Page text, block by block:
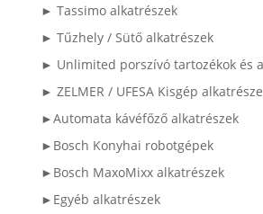
► Tassimo alkatrészek
► Tűzhely / Sütő alkatrészek
► Unlimited porszívó tartozékok és
► ZELMER / UFESA Kisgép
►Automata kávéfőző alkatrészek
►Bosch Konyhai robotgépek
►Bosch MaxoMixx alkatrészek
►Egyéb alkatrészek